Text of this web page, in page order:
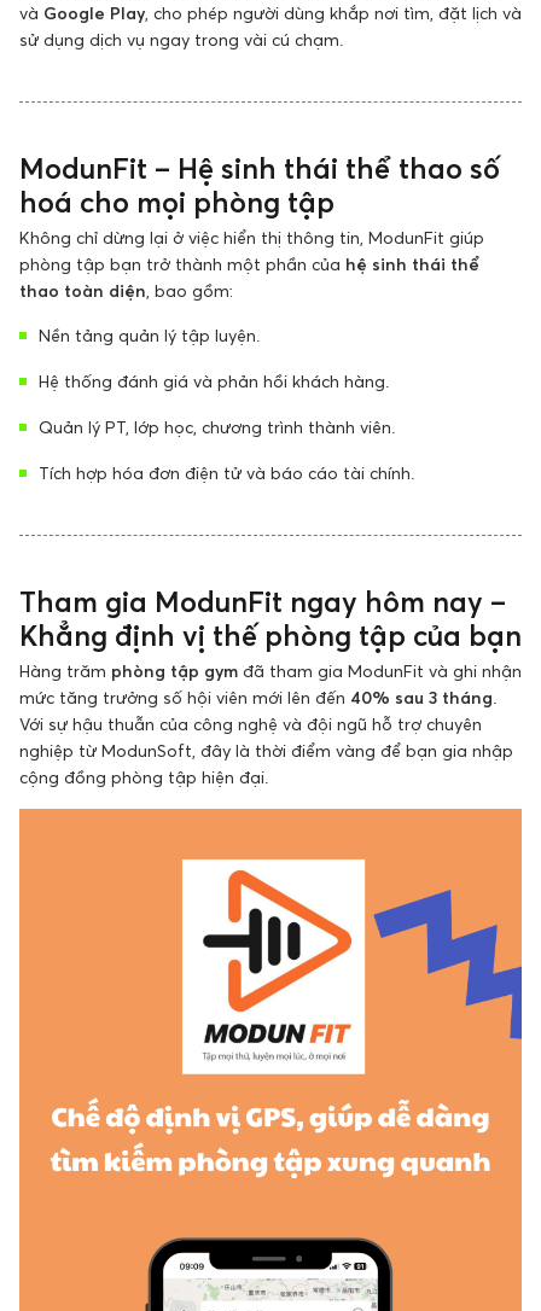
và Google Play , cho phép người dùng khắp nơi tìm, đặt lịch và
sử dụng dịch vụ ngay trong vài cú chạm.
ModunFit – Hệ sinh thái thể thao số
hoá cho mọi phòng tập
Không chỉ dừng lại ở việc hiển thị thông tin, ModunFit giúp
phòng tập bạn trở thành một phần của hệ sinh thái thể
thao toàn diện , bao gồm:
Nền tảng quản lý tập luyện.
Hệ thống đánh giá và phản hồi khách hàng.
Quản lý PT, lớp học, chương trình thành viên.
Tích hợp hóa đơn điện tử và báo cáo tài chính.
Tham gia ModunFit ngay hôm nay –
Khẳng định vị thế phòng tập của bạn
Hàng trăm phòng tập gym đã tham gia ModunFit và ghi nhận
mức tăng trưởng số hội viên mới lên đến 40% sau 3 tháng
Với sự hậu thuẫn của công nghệ và đội ngũ hỗ trợ chuyên
nghiệp từ ModunSoft, đây là thời điểm vàng để bạn gia nhập
cộng đồng phòng tập hiện đại.